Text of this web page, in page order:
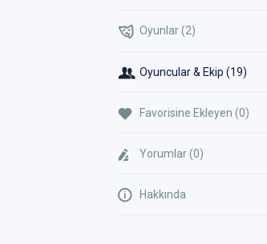
Oyunlar (2)
Oyuncular & Ekip (19)
Favorisine Ekleyen (0)
Yorumlar (0)
Hakkında